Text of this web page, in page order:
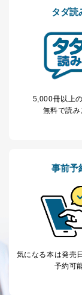
た者が法
により当
き。
上記２．
だ企業に
供先企業
委託・提
提供
販売
４．開示対
いて
の通知を求
す。ただし
利用目的の
は、本人に
タダ読
5,000冊以上
無料で読み
事前予
気になる本は発売
予約可